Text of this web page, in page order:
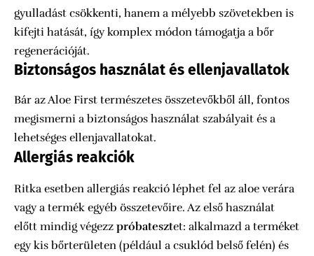
gyulladást csökkenti, hanem a mélyebb szövetekben is
kifejti hatását, így komplex módon támogatja a bőr
regenerációját.
Biztonságos használat és ellenjavallatok
Bár az Aloe First természetes összetevőkből áll, fontos
megismerni a biztonságos használat szabályait és a
lehetséges ellenjavallatokat.
Allergiás reakciók
Ritka esetben allergiás reakció léphet fel az aloe verára
vagy a termék egyéb összetevőire. Az első használat
előtt mindig végezz próbatesztet: alkalmazd a terméket
egy kis bőrterületen (például a csuklód belső felén) és